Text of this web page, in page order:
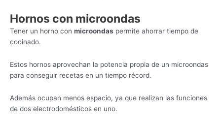
Hornos con microondas
Tener un horno con microondas permite ahorrar tiempo de
cocinado.
Estos hornos aprovechan la potencia propia de un microondas
para conseguir recetas en un tiempo récord.
Además ocupan menos espacio, ya que realizan las funciones
de dos electrodomésticos en uno.